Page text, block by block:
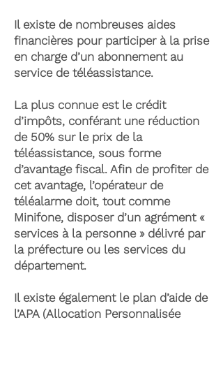
Il existe de nombreuses aides
financières pour participer à la prise
en charge d’un abonnement au
service de téléassistance.
La plus connue est le crédit
d’impôts, conférant une réduction
de 50% sur le prix de la
téléassistance, sous forme
d’avantage fiscal. Afin de profiter de
cet avantage, l’opérateur de
téléalarme doit, tout comme
Minifone, disposer d’un agrément «
services à la personne » délivré par
la préfecture ou les services du
département.
Il existe également le plan d’aide de
l’APA (Allocation Personnalisée